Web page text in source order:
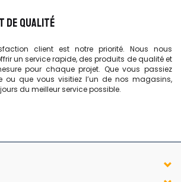
DE QUALITÉ
client est notre priorité. Nous nous
un service rapide, des produits de qualité et
pour chaque projet. Que vous passiez
ou que vous visitiez l’un de nos magasins,
du meilleur service possible.